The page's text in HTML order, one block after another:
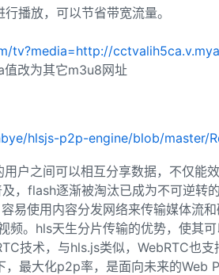
视频文件、m3u8地址、flv地址等。
掉 -bsf:a aac_adtstoasc 参数。
麻烦。
重启ffmpeg
再进行。
播放，可以节省带宽流量。
tv?media=http://
值改为其它m3u8网址
hlsjs-p2p-engine/blob/master/
户之间可以相互分享数据，不仅
，flash逐渐被淘汰已成为不可逆
易使用内容分发网络来传输媒体流
频。hls天生分片传输的优势，使其
技术，与hls.js类似，WebRTC也
最大化p2p率，是面向未来的Web